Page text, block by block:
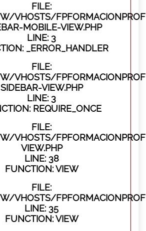
FILE:
VHOSTS/
MOBILE-VIEW.PHP
LINE: 3
_ERROR_HANDLER
FILE:
VHOSTS/
SIDEBAR-VIEW.PHP
LINE: 3
REQUIRE_ONCE
FILE:
VHOSTS/
VIEW.PHP
LINE: 38
FUNCTION: VIEW
FILE:
VHOSTS/
LINE: 35
FUNCTION: VIEW